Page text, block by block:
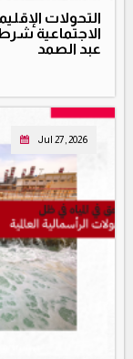
التحولات
الاجتماعية
عبد الصمد
Jul 27, 2026